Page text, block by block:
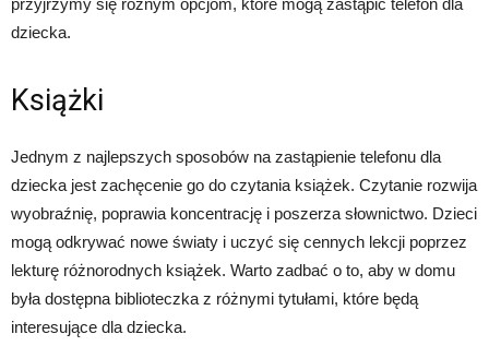
dziecka.
Książki
Jednym z najlepszych sposobów na zastąpienie telefonu dla
dziecka jest zachęcenie go do czytania książek. Czytanie rozwija
wyobraźnię, poprawia koncentrację i poszerza słownictwo. Dzieci
mogą odkrywać nowe światy i uczyć się cennych lekcji poprzez
lekturę różnorodnych książek. Warto zadbać o to, aby w domu
była dostępna biblioteczka z różnymi tytułami, które będą
interesujące dla dziecka.